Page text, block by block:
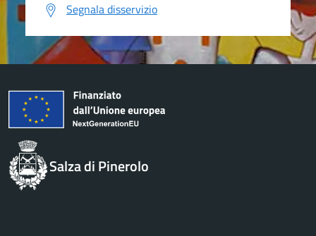
Segnala disservizio
Salza di Pinerolo